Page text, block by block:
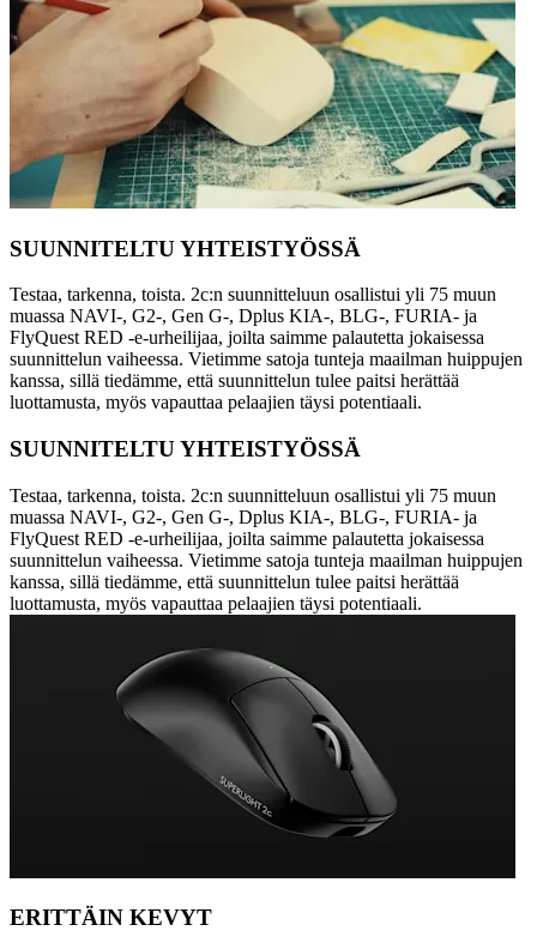
SUUNNITELTU YHTEISTYÖSSÄ
Testaa, tarkenna, toista. 2c:n suunnitteluun osallistui yli 75 muun
muassa NAVI-, G2-, Gen G-, Dplus KIA-, BLG-, FURIA- ja
FlyQuest RED -e-urheilijaa, joilta saimme palautetta jokaisessa
suunnittelun vaiheessa. Vietimme satoja tunteja maailman huippujen
kanssa, sillä tiedämme, että suunnittelun tulee paitsi herättää
luottamusta, myös vapauttaa pelaajien täysi potentiaali.
SUUNNITELTU YHTEISTYÖSSÄ
Testaa, tarkenna, toista. 2c:n suunnitteluun osallistui yli 75 muun
muassa NAVI-, G2-, Gen G-, Dplus KIA-, BLG-, FURIA- ja
FlyQuest RED -e-urheilijaa, joilta saimme palautetta jokaisessa
suunnittelun vaiheessa. Vietimme satoja tunteja maailman huippujen
kanssa, sillä tiedämme, että suunnittelun tulee paitsi herättää
luottamusta, myös vapauttaa pelaajien täysi potentiaali.
ERITTÄIN KEVYT